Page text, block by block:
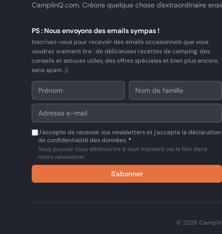
CamplinQ.com. Créons quelque chose d'extraordinaire
PS : Nous envoyons des emails sympas !
Inscrivez-vous pour recevoir des emails occasionnels que vous
voudrez vraiment lire : de délicieuses recettes de camping, des
conseils et astuces utiles, des offres spéciales et bien plus encore,
sans spam. :)
J'accepte de recevoir vos newsletters et j'accepte la déclaration
de confidentialité des données. *
Vous pouvez vous désinscrire à tout moment via le lien dans
notre newsletter.
S'abonner
© 2026